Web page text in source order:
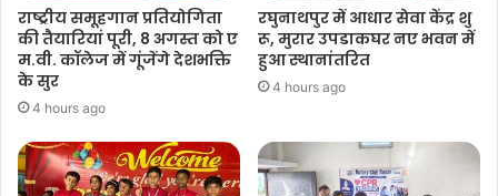
राष्ट्रीय समूहगान प्रतियोगिता
की तैयारियां पूरी, 8 अगस्त को ए
म.वी. कॉलेज में गूंजेंगे देशभक्ति
के सुर
4 hours ago
रघुनाथपुर में आधार सेवा केंद्र शु
रू, मुरार उपडाकघर नए भवन में
हुआ स्थानांतरित
4 hours ago